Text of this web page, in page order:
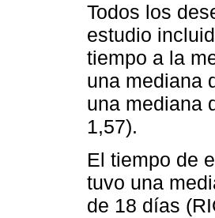
Todos los
estudio
tiempo a la
una mediana
una mediana
1,57).
El tiempo de
tuvo una
de 18 días